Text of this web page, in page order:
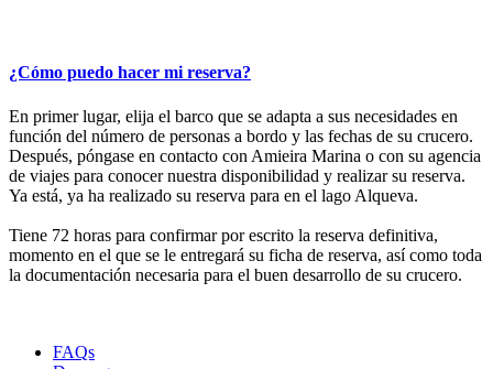
¿Cómo puedo hacer mi reserva?
En primer lugar, elija el barco que se adapta a sus necesidades en
función del número de personas a bordo y las fechas de su crucero.
Después, póngase en contacto con Amieira Marina o con su agencia
de viajes para conocer nuestra disponibilidad y realizar su reserva.
Ya está, ya ha realizado su reserva para en el lago Alqueva.
Tiene 72 horas para confirmar por escrito la reserva definitiva,
momento en el que se le entregará su ficha de reserva, así como toda
la documentación necesaria para el buen desarrollo de su crucero.
FAQs